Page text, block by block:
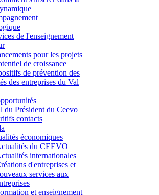
de l'enseignement
pour les projets
de croissance
de prévention des
des entreprises du Val
du Président du Ceevo
contacts
économiques
du CEEVO
internationales
d'entreprises et
services aux
et enseignement